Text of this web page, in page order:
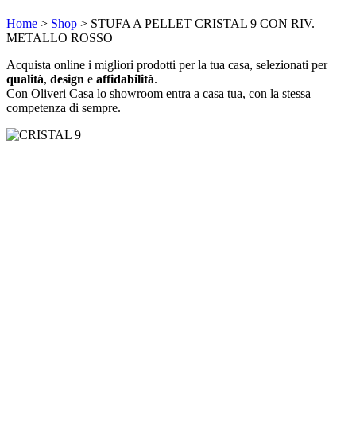
Home > Shop > STUFA A PELLET CRISTAL 9 CON RIV.
METALLO ROSSO
Acquista online i migliori prodotti per la tua casa, selezionati per
qualità, design e affidabilità.
Con Oliveri Casa lo showroom entra a casa tua, con la stessa
competenza di sempre.